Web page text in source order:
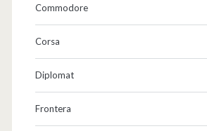
Commodore
Corsa
Diplomat
Frontera